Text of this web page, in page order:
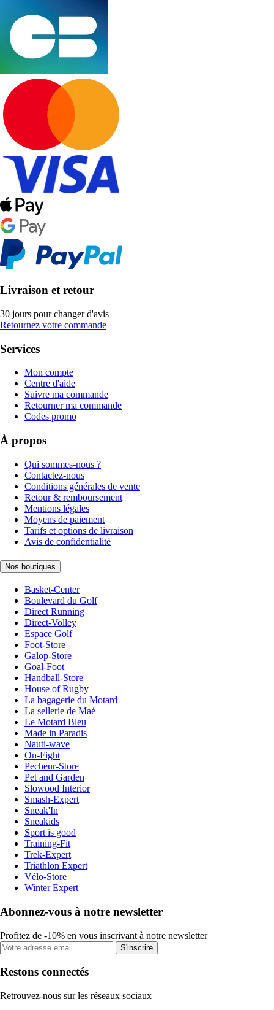
Livraison et retour
30 jours pour changer d'avis
Retournez votre commande
Services
Mon compte
Centre d'aide
Suivre ma commande
Retourner ma commande
Codes promo
À propos
Qui sommes-nous ?
Contactez-nous
Conditions générales de vente
Retour & remboursement
Mentions légales
Moyens de paiement
Tarifs et options de livraison
Avis de confidentialité
Nos boutiques
Basket-Center
Boulevard du Golf
Direct Running
Direct-Volley
Espace Golf
Foot-Store
Galop-Store
Goal-Foot
Handball-Store
House of Rugby
La bagagerie du Motard
La sellerie de Maé
Le Motard Bleu
Made in Paradis
Nauti-wave
On-Fight
Pecheur-Store
Pet and Garden
Slowood Interior
Smash-Expert
Sneak'In
Sneakids
Sport is good
Training-Fit
Trek-Expert
Triathlon Expert
Vélo-Store
Winter Expert
Abonnez-vous à notre newsletter
Profitez de -10% en vous inscrivant à notre newsletter
S'inscrire
Restons connectés
Retrouvez-nous sur les réseaux sociaux